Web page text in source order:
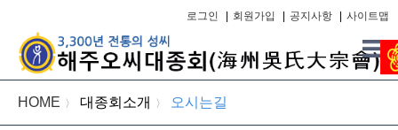
로그인 회원가입 공지사항 사이트맵
HOME 〉 대종회소개 〉 오시는길